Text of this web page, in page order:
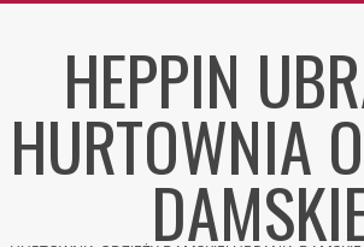
HEPPIN
HURTOWNIA